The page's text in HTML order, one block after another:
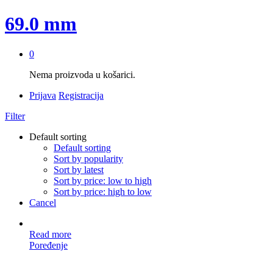
69.0 mm
0
Nema proizvoda u košarici.
Prijava Registracija
Filter
Default sorting
Default sorting
Sort by popularity
Sort by latest
Sort by price: low to high
Sort by price: high to low
Cancel
Read more
Poređenje